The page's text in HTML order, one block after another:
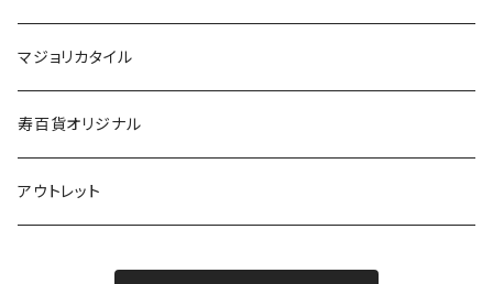
マジョリカタイル
寿百貨オリジナル
アウトレット